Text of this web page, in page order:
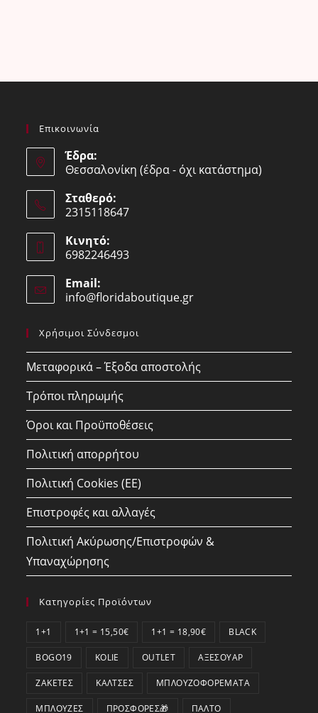
Επικοινωνία
Έδρα:
Θεσσαλονίκη (έδρα - όχι κατάστημα)
Σταθερό:
2315118647
in
your
application
Κινητό:
6982246493
in
your
Email:
info@floridaboutique.grOpens
Χρήσιμοι Σύνδεσμοι
Μεταφορικά – Έξοδα αποστολής
Τρόποι πληρωμής
Όροι και Προϋποθέσεις
Πολιτική απορρήτου
Πολιτική Cookies (ΕΕ)
Επιστροφές και αλλαγές
Πολιτική Ακύρωσης/Επιστροφών &
Υπαναχώρησης
Κατηγορίες Προϊόντων
1+1 1+1 = 15,50€ 1+1 = 18,90€ BLACK
BOGO19 KOLIE OUTLET ΑΞΕΣΟΥΆΡ
ΖΑΚΈΤΕΣ ΚΆΛΤΣΕΣ ΜΠΛΟΥΖΟΦΟΡΈΜΑΤΑ
ΜΠΛΟΎΖΕΣ ΠΡΟΣΦΟΡΕΣ🎁 ΠΑΛΤΌ